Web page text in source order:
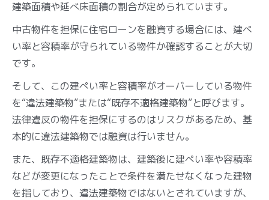
建築面積や延べ床面積の割合が定められています。
中古物件を担保に住宅ローンを融資する場合には、建ぺ
い率と容積率が守られている物件か確認することが大切
です。
そして、この建ぺい率と容積率がオーバーしている物件
を“違法建築物”または“既存不適格建築物”と呼びます。
法律違反の物件を担保にするのはリスクがあるため、基
本的に違法建築物では融資は行いません。
また、既存不適格建築物は、建築後に建ぺい率や容積率
などが変更になったことで条件を満たせなくなった建物
を指しており、違法建築物ではないとされていますが、